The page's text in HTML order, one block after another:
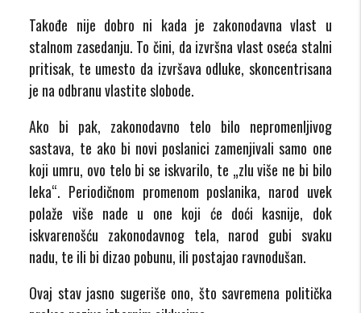
Takođe nije dobro ni kada je zakonodavna vlast u
stalnom zasedanju. To čini, da izvršna vlast oseća stalni
pritisak, te umesto da izvršava odluke, skoncentrisana
je na odbranu vlastite slobode.
Ako bi pak, zakonodavno telo bilo nepromenljivog
sastava, te ako bi novi poslanici zamenjivali samo one
koji umru, ovo telo bi se iskvarilo, te „zlu više ne bi bilo
leka“. Periodičnom promenom poslanika, narod uvek
polaže više nade u one koji će doći kasnije, dok
iskvarenošću zakonodavnog tela, narod gubi svaku
nadu, te ili bi dizao pobunu, ili postajao ravnodušan.
Ovaj stav jasno sugeriše ono, što savremena politička